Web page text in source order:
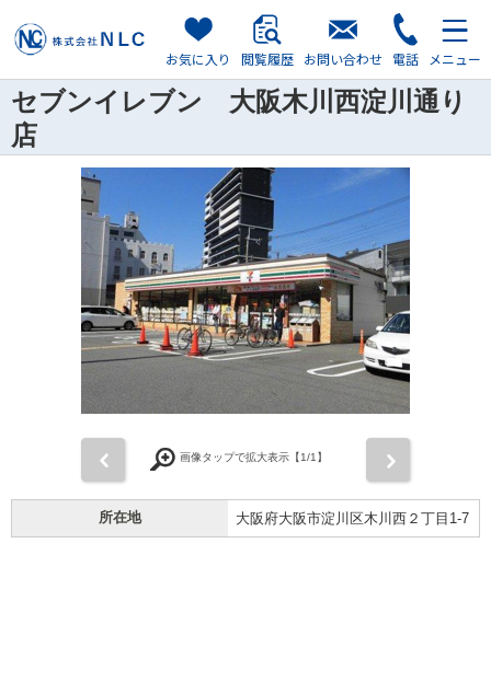
お気に入り 閲覧履歴 お問い合わせ 電話 メニュー
セブンイレブン 大阪木川西淀川通り
店
画像タップで拡大表示【1/1】
所在地 大阪府大阪市淀川区木川西２丁目1-7